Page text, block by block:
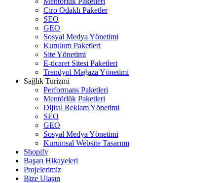
Ciro Odaklı Paketler
SEO
GEO
Sosyal Medya Yönetimi
Kurulum Paketleri
Site Yönetimi
E-ticaret Sitesi Paketleri
Trendyol Mağaza Yönetimi
Sağlık Turizmi
Performans Paketleri
Mentörlük Paketleri
Dijital Reklam Yönetimi
SEO
GEO
Sosyal Medya Yönetimi
Kurumsal Website Tasarımı
Shopify
Başarı Hikayeleri
Projelerimiz
Bize Ulaşın